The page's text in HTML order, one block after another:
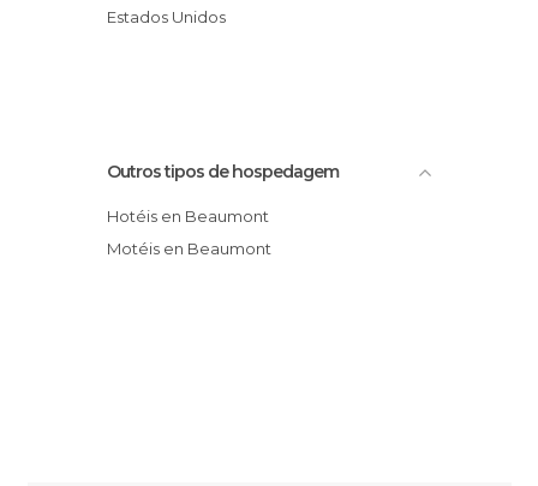
Hotel Howard Johnson Beaumont
Estados Unidos
Outros tipos de hospedagem
Hotéis en Beaumont
Motéis en Beaumont